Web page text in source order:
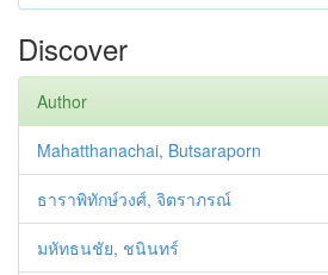
Discover
Author
Mahatthanachai, Butsaraporn
ธาราพิทักษ์วงศ์, จิตราภรณ์
มหัทธนชัย, ชนินทร์